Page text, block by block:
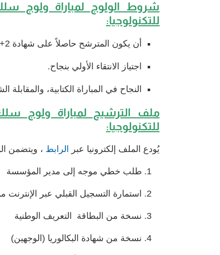
شروط الولوج لمباراة ولوج
للتكنولوجيا:
أن يكون المترشح حاصلاً على شهادة Bac+2 (DUT، BTS، DTS، DEUG أو أي شهادة معادلة لها).
اجتياز الانتقاء الأولي بنجاح.
النجاح في المباراة الكتابية،
ملف الترشيح لمباراة ولوج
للتكنولوجيا:
يُودع الملف إلكترونيا عبر الرابط ، ويتضمن
طلب خطي موجه إلى مدير المؤسسة
استمارة التسجيل القبلي عبر الإنترنت
نسخة من البطاقة التعريف الوطنية
نسخة من شهادة البكالوريا (الوجهين)